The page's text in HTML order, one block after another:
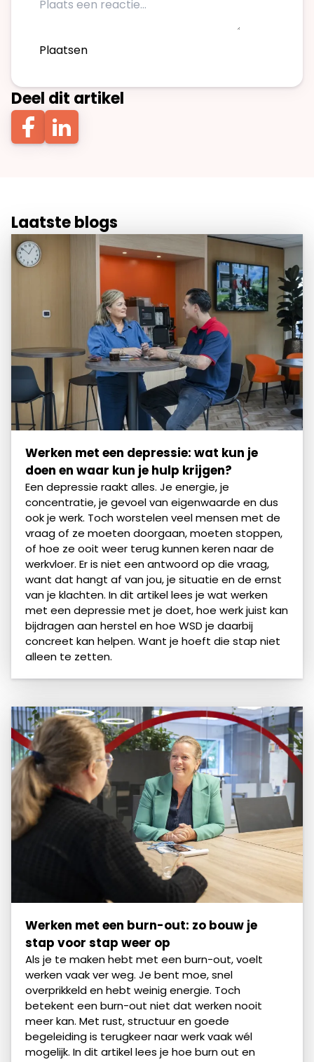
Plaatsen
Deel dit artikel
Laatste blogs
Werken met een depressie: wat kun je
doen en waar kun je hulp krijgen?
Een depressie raakt alles. Je energie, je
concentratie, je gevoel van eigenwaarde en dus
ook je werk. Toch worstelen veel mensen met de
vraag of ze moeten doorgaan, moeten stoppen,
of hoe ze ooit weer terug kunnen keren naar de
werkvloer. Er is niet een antwoord op die vraag,
want dat hangt af van jou, je situatie en de ernst
van je klachten. In dit artikel lees je wat werken
met een depressie met je doet, hoe werk juist kan
bijdragen aan herstel en hoe WSD je daarbij
concreet kan helpen. Want je hoeft die stap niet
alleen te zetten.
Werken met een burn-out: zo bouw je
stap voor stap weer op
Als je te maken hebt met een burn-out, voelt
werken vaak ver weg. Je bent moe, snel
overprikkeld en hebt weinig energie. Toch
betekent een burn-out niet dat werken nooit
meer kan. Met rust, structuur en goede
begeleiding is terugkeer naar werk vaak wél
mogelijk. In dit artikel lees je hoe burn out en